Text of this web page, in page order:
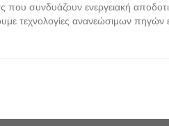
συνδυάζουν ενεργειακή
τεχνολογίες ανανεώσιμων πηγών